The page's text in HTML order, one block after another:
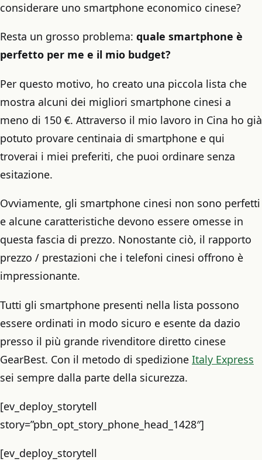
considerare uno smartphone economico cinese?
Resta un grosso problema: quale smartphone è
perfetto per me e il mio budget?
Per questo motivo, ho creato una piccola lista che
mostra alcuni dei migliori smartphone cinesi a
meno di 150 €. Attraverso il mio lavoro in Cina ho già
potuto provare centinaia di smartphone e qui
troverai i miei preferiti, che puoi ordinare senza
esitazione.
Ovviamente, gli smartphone cinesi non sono perfetti
e alcune caratteristiche devono essere omesse in
questa fascia di prezzo. Nonostante ciò, il rapporto
prezzo / prestazioni che i telefoni cinesi offrono è
impressionante.
Tutti gli smartphone presenti nella lista possono
essere ordinati in modo sicuro e esente da dazio
presso il più grande rivenditore diretto cinese
GearBest. Con il metodo di spedizione Italy Express
sei sempre dalla parte della sicurezza.
[ev_deploy_storytell
story=”pbn_opt_story_phone_head_1428″]
[ev_deploy_storytell